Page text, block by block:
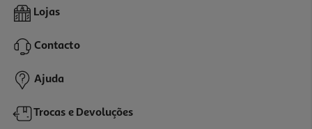
Ice Tea Lipton Verde Morango 2l (sdr)
Price reduced from
3,19 €to
1,98 €
+0,10 € Depósito
Promoção
Lojas
Contacto
Ajuda
Trocas e Devoluções